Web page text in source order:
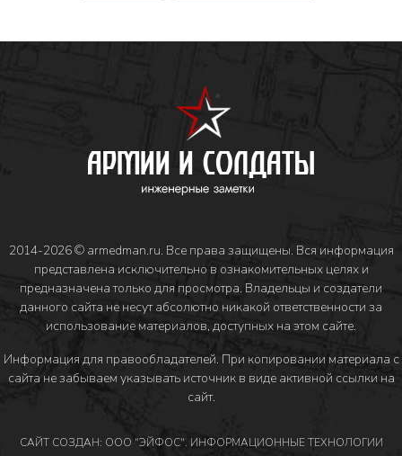
2014-2026 © armedman.ru. Все права защищены. Вся информация
представлена исключительно в ознакомительных целях и
предназначена только для просмотра. Владельцы и создатели
данного сайта не несут абсолютно никакой ответственности за
использование материалов, доступных на этом сайте.
Информация для правообладателей. При копировании материала с
сайта не забываем указывать источник в виде активной ссылки на
сайт.
САЙТ СОЗДАН: ООО "ЭЙФОС". ИНФОРМАЦИОННЫЕ ТЕХНОЛОГИИ